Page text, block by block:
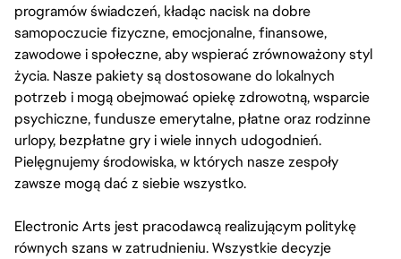
programów świadczeń, kładąc nacisk na dobre
samopoczucie fizyczne, emocjonalne, finansowe,
zawodowe i społeczne, aby wspierać zrównoważony styl
życia. Nasze pakiety są dostosowane do lokalnych
potrzeb i mogą obejmować opiekę zdrowotną, wsparcie
psychiczne, fundusze emerytalne, płatne oraz rodzinne
urlopy, bezpłatne gry i wiele innych udogodnień.
Pielęgnujemy środowiska, w których nasze zespoły
zawsze mogą dać z siebie wszystko.
Electronic Arts jest pracodawcą realizującym politykę
równych szans w zatrudnieniu. Wszystkie decyzje